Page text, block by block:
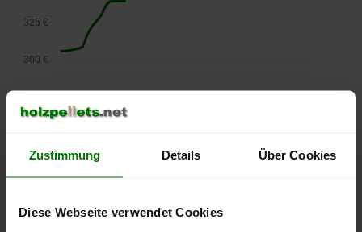
Zustimmung Details Über Cookies
Diese Webseite verwendet Cookies
September
2025
300 €
325 €
Die aktuelle Preisentwicklung für Holzpellets in Österreich
nachvollziehen.